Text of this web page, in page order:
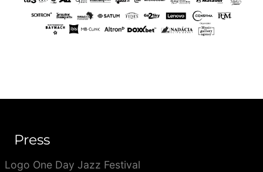
Press
Logo One Day Jazz Festival